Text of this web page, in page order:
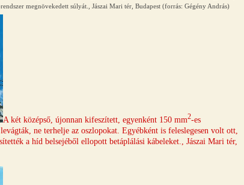
megnövekedett súlyát., Jászai Mari tér, Budapest (forrás: Gégény András)
A két középső, újonnan kifeszített, egyenként 150 mm2-es
ne terhelje az oszlopokat. Egyébként is feleslegesen volt ott,
a híd belsejéből ellopott betáplálási kábeleket., Jászai Mari tér,